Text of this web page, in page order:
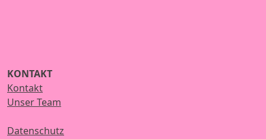
KONTAKT
Kontakt
Unser Team
Datenschutz